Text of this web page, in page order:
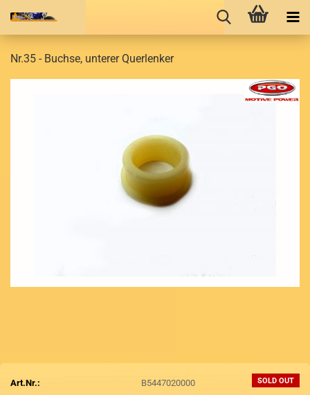
Nr.35 - Buchse, unterer Querlenker
SOLD OUT
Art.Nr.:
B5447020000